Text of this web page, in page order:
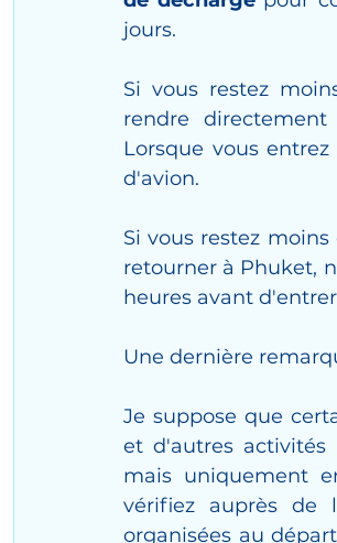
jours.
Si vous restez
rendre
Lorsque vous
d'avion.
Si vous restez
retourner à Phuket,
heures avant
Une dernière
Je suppose que
et d'autres activités
mais uniquement
vérifiez auprès de
organisées au